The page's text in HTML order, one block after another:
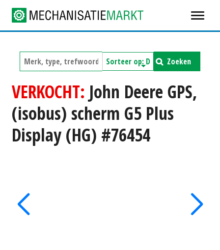
Zoeken
VERKOCHT: John Deere GPS,
(isobus) scherm G5 Plus
Display (HG) #76454